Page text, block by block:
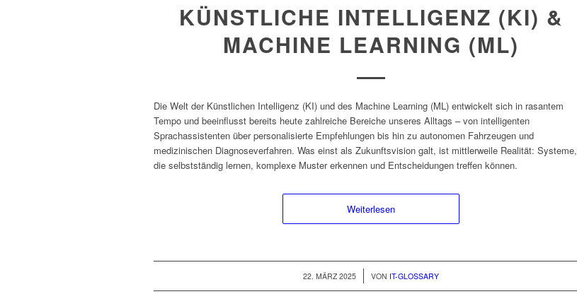
KÜNSTLICHE INTELLIGENZ (KI) &
MACHINE LEARNING (ML)
Die Welt der Künstlichen Intelligenz (KI) und des Machine Learning (ML) entwickelt sich in rasantem
Tempo und beeinflusst bereits heute zahlreiche Bereiche unseres Alltags – von intelligenten
Sprachassistenten über personalisierte Empfehlungen bis hin zu autonomen Fahrzeugen und
medizinischen Diagnoseverfahren. Was einst als Zukunftsvision galt, ist mittlerweile Realität: Systeme,
die selbstständig lernen, komplexe Muster erkennen und Entscheidungen treffen können.
Weiterlesen
22. MÄRZ 2025
/ VON IT-GLOSSARY